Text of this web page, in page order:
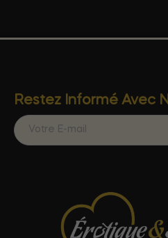
Restez Informé Avec